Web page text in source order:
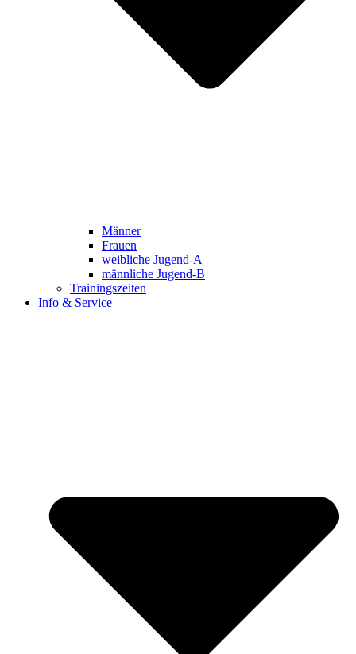
Männer
Frauen
weibliche Jugend-A
männliche Jugend-B
Trainingszeiten
Info & Service